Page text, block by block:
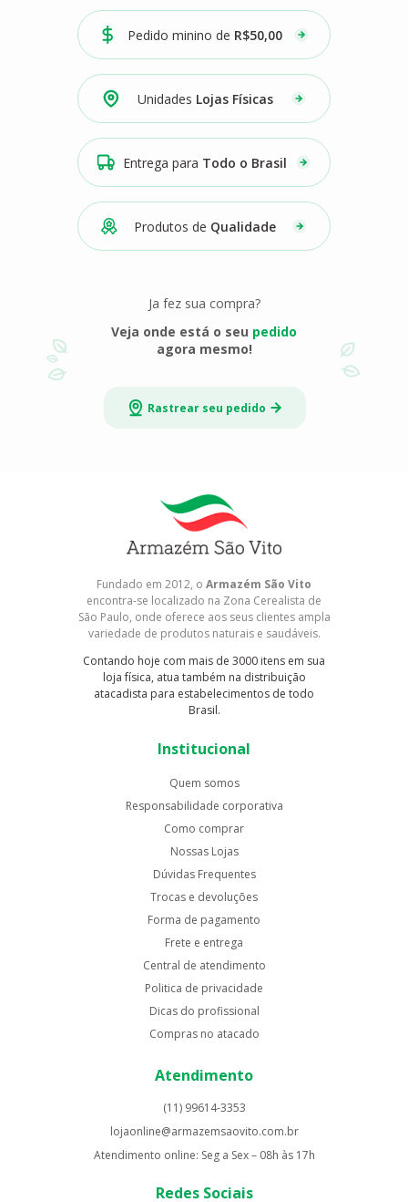
Pedido minino de R$50,00
Unidades Lojas Físicas
Entrega para Todo o Brasil
Produtos de Qualidade
Ja fez sua compra?
Veja onde está o seu pedido
agora mesmo!
Rastrear seu pedido
Fundado em 2012, o Armazém São Vito
encontra-se localizado na Zona Cerealista de
São Paulo, onde oferece aos seus clientes ampla
variedade de produtos naturais e saudáveis.
Contando hoje com mais de 3000 itens em sua
loja física, atua também na distribuição
atacadista para estabelecimentos de todo
Brasil.
Institucional
Quem somos
Responsabilidade corporativa
Como comprar
Nossas Lojas
Dúvidas Frequentes
Trocas e devoluções
Forma de pagamento
Frete e entrega
Central de atendimento
Politica de privacidade
Dicas do profissional
Compras no atacado
Atendimento
(11) 99614-3353
lojaonline@armazemsaovito.com.br
Atendimento online: Seg a Sex – 08h às 17h
Redes Sociais